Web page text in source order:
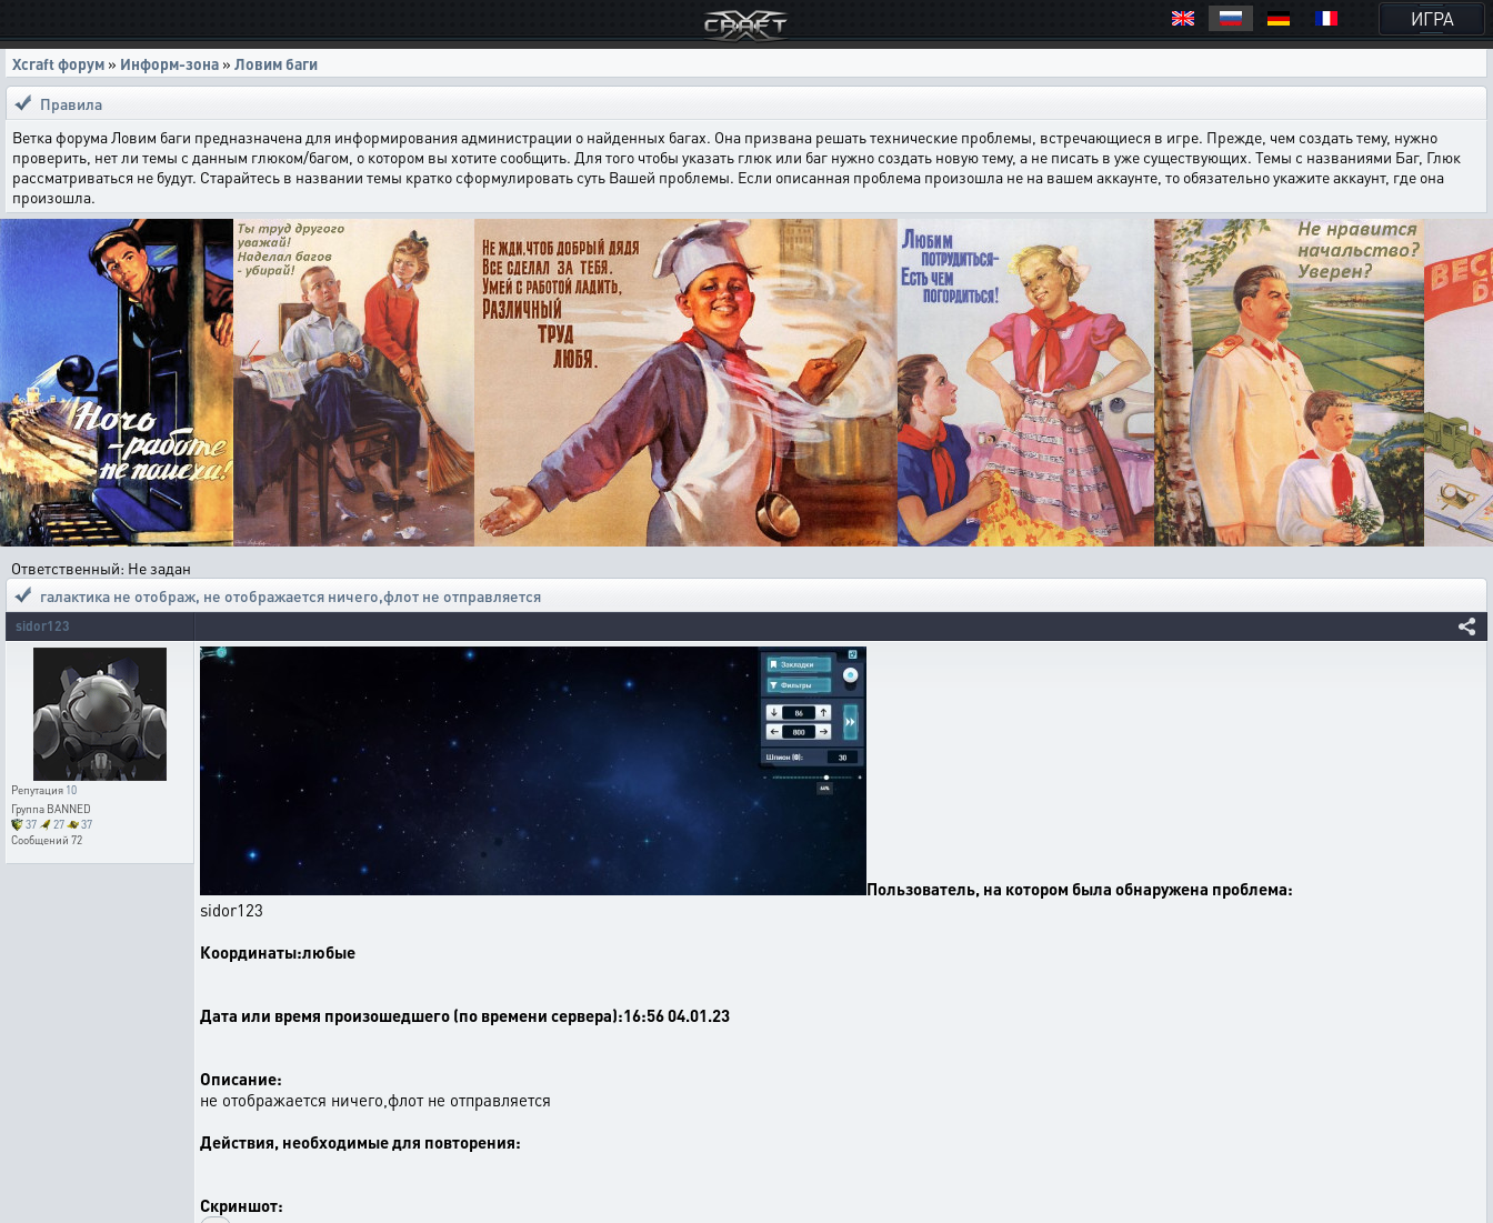
ИГРА
Xcraft форум » Информ-зона » Ловим баги
Правила
Ветка форума Ловим баги предназначена для информирования администрации о найденных багах. Она призвана решать технические проблемы, встречающиеся в игре. Прежде, чем создать тему, нужно
проверить, нет ли темы с данным глюком/багом, о котором вы хотите сообщить. Для того чтобы указать глюк или баг нужно создать новую тему, а не писать в уже существующих. Темы с названиями Баг, Глюк
рассматриваться не будут. Старайтесь в названии темы кратко сформулировать суть Вашей проблемы. Если описанная проблема произошла не на вашем аккаунте, то обязательно укажите аккаунт, где она
произошла.
Ответственный: Не задан
галактика не отображ, не отображается ничего,флот не отправляется
sidor123
Репутация 10
Группа BANNED
37
27
37
Сообщений 72
Пользователь, на котором была обнаружена проблема:
sidor123
Координаты:любые
Дата или время произошедшего (по времени сервера):16:56 04.01.23
Описание:
не отображается ничего,флот не отправляется
Действия, необходимые для повторения:
Скриншот: